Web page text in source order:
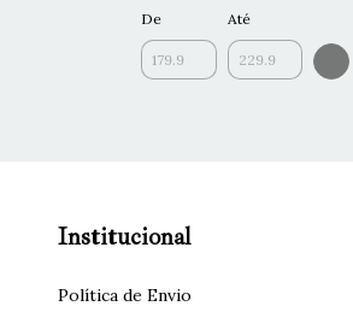
De Até
Institucional
Política de Envio